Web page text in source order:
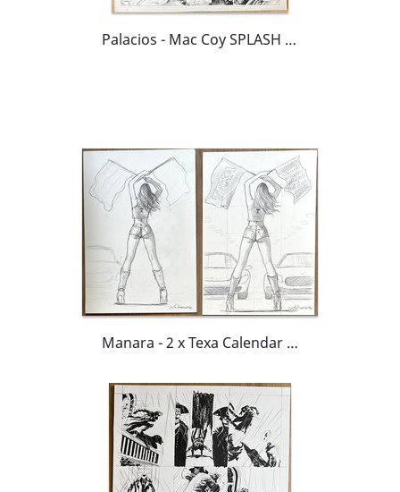
Palacios - Mac Coy SPLASH (!)
Manara - 2 x Texa Calendar Design